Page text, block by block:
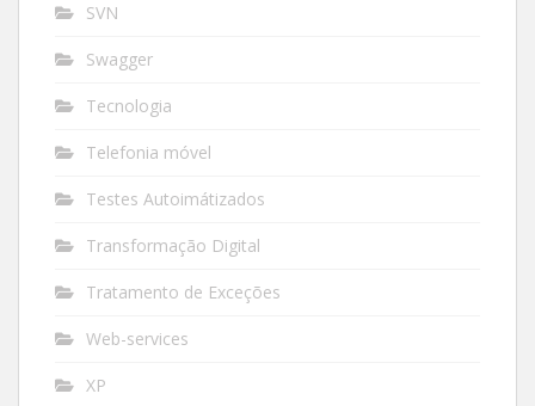
SVN
Swagger
Tecnologia
Telefonia móvel
Testes Autoimátizados
Transformação Digital
Tratamento de Exceções
Web-services
XP